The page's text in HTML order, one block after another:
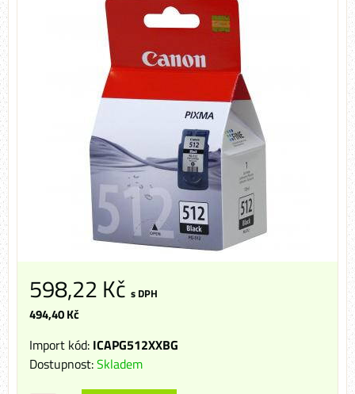
598,22 Kč s DPH
494,40 Kč
Import kód: ICAPG512XXBG
Dostupnost:Skladem